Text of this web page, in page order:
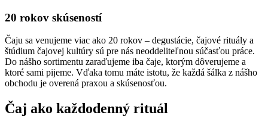
20 rokov skúseností
Čaju sa venujeme viac ako 20 rokov – degustácie, čajové rituály a
štúdium čajovej kultúry sú pre nás neoddeliteľnou súčasťou práce.
Do nášho sortimentu zaraďujeme iba čaje, ktorým dôverujeme a
ktoré sami pijeme. Vďaka tomu máte istotu, že každá šálka z nášho
obchodu je overená praxou a skúsenosťou.
Čaj ako každodenný rituál